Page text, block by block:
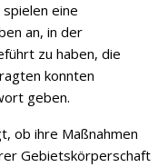
eine
an, in der
zu haben, die
konnten
geben.
ob ihre Maßnahmen
Gebietskörperschaft